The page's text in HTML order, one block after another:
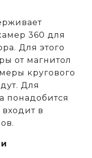
360 для
Для этого
от магнитол
кругового
Для
понадобится
в